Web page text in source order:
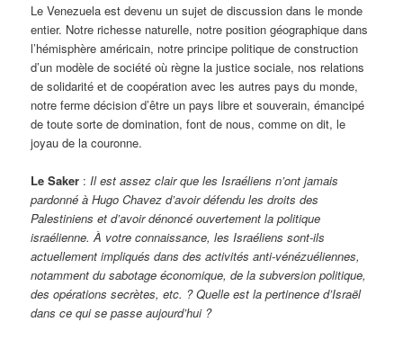
Le Venezuela est devenu un sujet de discussion dans le monde
entier. Notre richesse naturelle, notre position géographique dans
l’hémisphère américain, notre principe politique de construction
d’un modèle de société où règne la justice sociale, nos relations
de solidarité et de coopération avec les autres pays du monde,
notre ferme décision d’être un pays libre et souverain, émancipé
de toute sorte de domination, font de nous, comme on dit, le
joyau de la couronne.
Le Saker : Il est assez clair que les Israéliens n’ont jamais
pardonné à Hugo Chavez d’avoir défendu les droits des
Palestiniens et d’avoir dénoncé ouvertement la politique
israélienne. À votre connaissance, les Israéliens sont-ils
actuellement impliqués dans des activités anti-vénézuéliennes,
notamment du sabotage économique, de la subversion politique,
des opérations secrètes, etc. ? Quelle est la pertinence d’Israël
dans ce qui se passe aujourd’hui ?